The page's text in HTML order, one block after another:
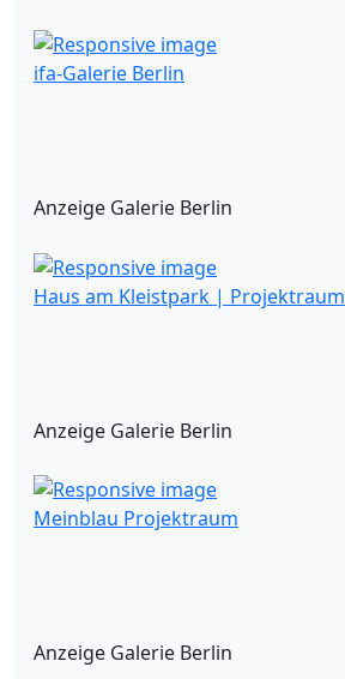
ifa-Galerie Berlin
Anzeige Galerie Berlin
Haus am Kleistpark | Projektraum
Anzeige Galerie Berlin
Meinblau Projektraum
Anzeige Galerie Berlin